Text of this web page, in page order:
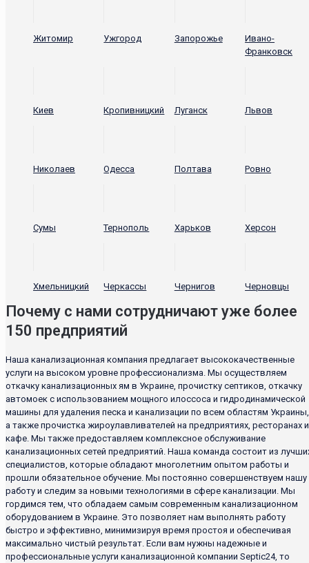
Житомир Ужгород Запорожье
Ивано-
Франковск
Киев Кропивницкий Луганск Львов
Николаев Одесса Полтава Ровно
Сумы Тернополь Харьков Херсон
Хмельницкий Черкассы Чернигов Черновцы
Почему с нами сотрудничают уже более
150 предприятий
Наша канализационная компания предлагает высококачественные
услуги на высоком уровне профессионализма. Мы осуществляем
откачку канализационных ям в Украине, прочистку септиков, откачку
автомоек с использованием мощного илоссоса и гидродинамической
машины для удаления песка и канализации по всем областям Украины,
а также прочистка жироулавливателей на предприятиях, ресторанах и
кафе. Мы также предоставляем комплексное обслуживание
канализационных сетей предприятий. Наша команда состоит из
специалистов, которые обладают многолетним опытом работы и
прошли обязательное обучение. Мы постоянно совершенствуем нашу
работу и следим за новыми технологиями в сфере канализации. Мы
гордимся тем, что обладаем самым современным канализационном
оборудованием в Украине. Это позволяет нам выполнять работу
быстро и эффективно, минимизируя время простоя и обеспечивая
максимально чистый результат. Если вам нужны надежные и
профессиональные услуги канализационной компании Septic24, то